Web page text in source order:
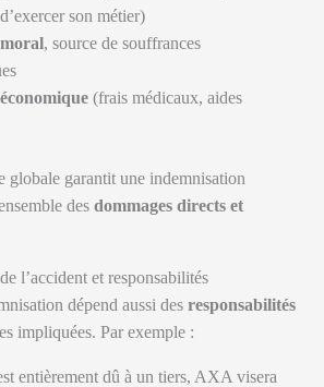
son métier)
, source de souffrances
(frais médicaux, aides
globale garantit une indemnisation
des dommages directs et
l’accident et responsabilités
dépend aussi des responsabilités
impliquées. Par exemple :
entièrement dû à un tiers, AXA visera